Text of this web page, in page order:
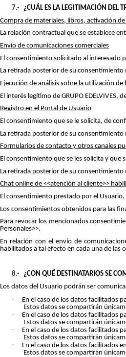
7.- ¿CUÁL ES LA LEGITIMACIÓN DEL
Compra de materiales, libros, activación
La relación contractual que se establece
Envío de comunicaciones comerciales
El consentimiento solicitado al interesado
La retirada posterior de su
Ejecución de análisis sobre la utilización de
El interés legítimo de GRUPO
Registro en el Portal de Usuario
El consentimiento que se le solicita, de
La retirada posterior de su
Formularios de contacto y otros canales
El consentimiento que se les solicita y
La retirada posterior de su
Chat online de <<atención al cliente>>
El consentimiento prestado por el
Los consentimientos obtenidos para las
Para revocar los mencionados
Personales>>.
En relación con el envío de
habilitados a tal efecto en cada una de las
8.- ¿CON QUÉ DESTINATARIOS SE
Los datos del Usuario podrán ser
·
En el caso de los datos facilitados
Estos datos se compartirán
·
En el caso de los datos facilitados
Estos datos se compartirán
·
En el caso de los datos facilitados
Estos datos se compartirán
·
En el caso de los datos facilitados
Estos datos se compartirán